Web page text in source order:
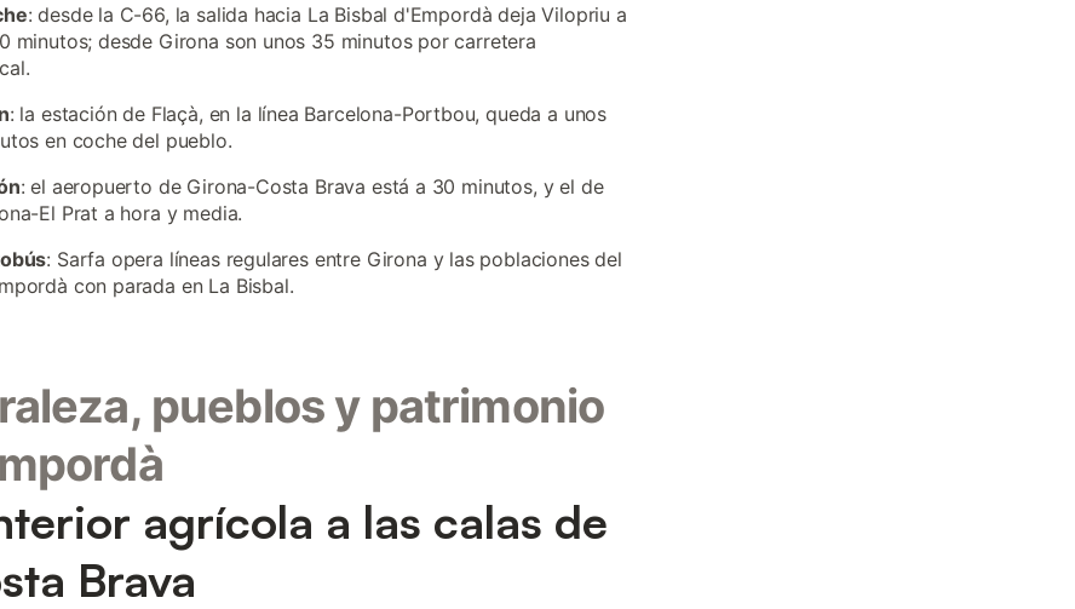
: desde la C-66, la salida hacia La Bisbal d'Empordà deja Vilopriu a
minutos; desde Girona son unos 35 minutos por carretera
: la estación de Flaçà, en la línea Barcelona-Portbou, queda a unos
en coche del pueblo.
: el aeropuerto de Girona-Costa Brava está a 30 minutos, y el de
El Prat a hora y media.
: Sarfa opera líneas regulares entre Girona y las poblaciones del
con parada en La Bisbal.
pueblos y patrimonio
agrícola a las calas de
Brava